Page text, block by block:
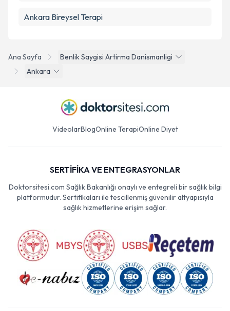
Ana Sayfa
Benlik Saygisi Artirma Danismanligi
Ankara
Ankara Bireysel Terapi
VideolarBlogOnline TerapiOnline Diyet
SERTİFİKA VE ENTEGRASYONLAR
Doktorsitesi.com Sağlık Bakanlığı onaylı ve entegreli bir sağlık bilgi
platformudur. Sertifikaları ile tescillenmiş güvenilir altyapısıyla
sağlık hizmetlerine erişim sağlar.